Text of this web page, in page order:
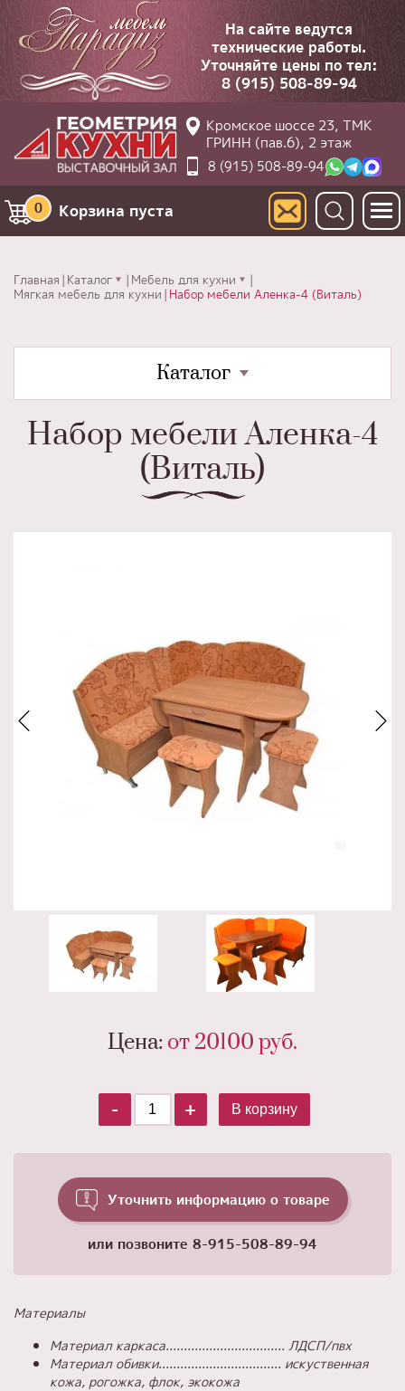
На сайте ведутся
технические работы.
Уточняйте цены по тел:
8 (915) 508-89-94
Кромское шоссе 23, ТМК
ГРИНН (пав.6), 2 этаж
8 (915) 508-89-94
0 Корзина пуста
Главная Каталог
Мебель для кухни
Мягкая мебель для кухни Набор мебели Аленка-4 (Виталь)
Каталог
Набор мебели Аленка-4
(Виталь)
Цена: от 20100 руб.
- + В корзину
Уточнить информацию о товаре
или позвоните 8-915-508-89-94
Материалы
Материал каркаса................................. ЛДСП/пвх
Материал обивки.................................. искуственная
кожа, рогожка, флок, экокожа